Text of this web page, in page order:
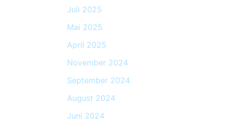
Juli 2025
Mai 2025
April 2025
November 2024
September 2024
August 2024
Juni 2024